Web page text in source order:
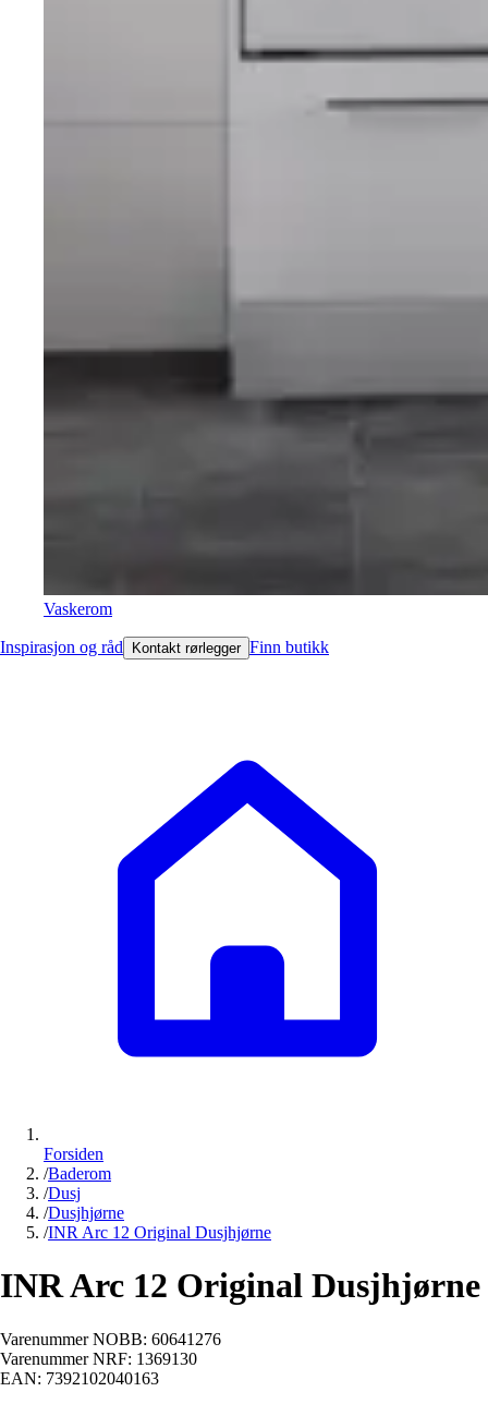
Vaskerom
Inspirasjon og råd Kontakt rørlegger Finn butikk
Forsiden
/Baderom
/Dusj
/Dusjhjørne
/INR Arc 12 Original Dusjhjørne
INR Arc 12 Original Dusjhjørne
Varenummer NOBB: 60641276
Varenummer NRF: 1369130
EAN: 7392102040163